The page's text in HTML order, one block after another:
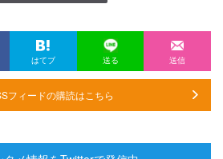
はてブ 送る 送信
フィードの購読はこちら